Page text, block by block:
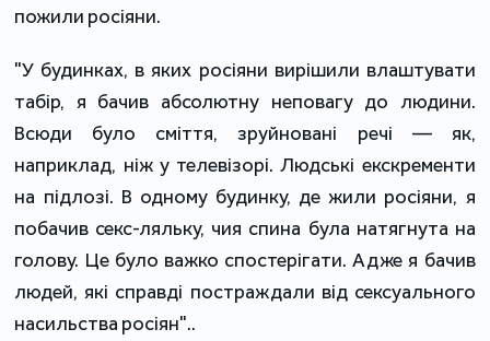
пожили росіяни.
"У будинках, в яких росіяни вирішили влаштувати
табір, я бачив абсолютну неповагу до людини.
Всюди було сміття, зруйновані речі — як,
наприклад, ніж у телевізорі. Людські екскременти
на підлозі. В одному будинку, де жили росіяни, я
побачив секс-ляльку, чия спина була натягнута на
голову. Це було важко спостерігати. Адже я бачив
людей, які справді постраждали від сексуального
насильства росіян"..